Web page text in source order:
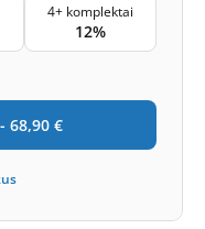
4+ komplektai
12%
68,90 €